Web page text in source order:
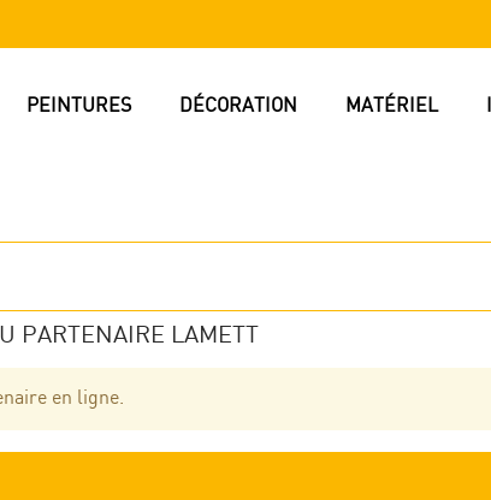
PEINTURES DÉCORATION MATÉRIEL
PARTENAIRE LAMETT
en ligne.